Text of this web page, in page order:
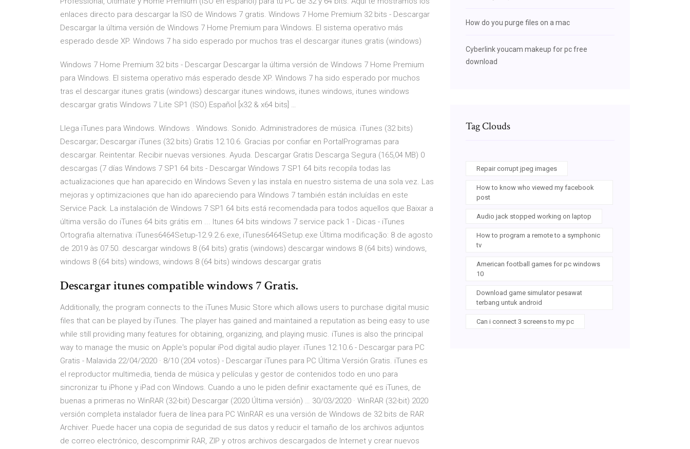
enlaces directo para descargar la ISO de Windows 7 gratis. Windows 7 Home Premium 32 bits - Descargar
Descargar la última versión de Windows 7 Home Premium para Windows. El sistema operativo más
esperado desde XP. Windows 7 ha sido esperado por muchos tras el descargar itunes gratis (windows)
Windows 7 Home Premium 32 bits - Descargar Descargar la última versión de Windows 7 Home Premium
para Windows. El sistema operativo más esperado desde XP. Windows 7 ha sido esperado por muchos
tras el descargar itunes gratis (windows) descargar itunes windows, itunes windows, itunes windows
descargar gratis Windows 7 Lite SP1 (ISO) Español [x32 & x64 bits] …
Llega iTunes para Windows. Windows . Windows. Sonido. Administradores de música. iTunes (32 bits)
Descargar; Descargar iTunes (32 bits) Gratis 12.10.6. Gracias por confiar en PortalProgramas para
descargar. Reintentar. Recibir nuevas versiones. Ayuda. Descargar Gratis Descarga Segura (165,04 MB) 0
descargas (7 días Windows 7 SP1 64 bits - Descargar Windows 7 SP1 64 bits recopila todas las
actualizaciones que han aparecido en Windows Seven y las instala en nuestro sistema de una sola vez. Las
mejoras y optimizaciones que han ido apareciendo para Windows 7 también están incluídas en este
Service Pack. La instalación de Windows 7 SP1 64 bits está recomendada para todos aquellos que Baixar a
última versão do iTunes 64 bits grátis em ... Itunes 64 bits windows 7 service pack 1 - Dicas - iTunes
Ortografia alternativa: iTunes6464Setup-12.9.2.6.exe, iTunes6464Setup.exe Última modificação: 8 de agosto
de 2019 às 07:50. descargar windows 8 (64 bits) gratis (windows) descargar windows 8 (64 bits) windows,
windows 8 (64 bits) windows, windows 8 (64 bits) windows descargar gratis
Descargar itunes compatible windows 7 Gratis.
Additionally, the program connects to the iTunes Music Store which allows users to purchase digital music
files that can be played by iTunes. The player has gained and maintained a reputation as being easy to use
while still providing many features for obtaining, organizing, and playing music. iTunes is also the principal
way to manage the music on Apple's popular iPod digital audio player. iTunes 12.10.6 - Descargar para PC
Gratis - Malavida 22/04/2020 · 8/10 (204 votos) - Descargar iTunes para PC Última Versión Gratis. iTunes es
el reproductor multimedia, tienda de música y películas y gestor de contenidos todo en uno para
sincronizar tu iPhone y iPad con Windows. Cuando a uno le piden definir exactamente qué es iTunes, de
buenas a primeras no WinRAR (32-bit) Descargar (2020 Última versión) … 30/03/2020 · WinRAR (32-bit) 2020
versión completa instalador fuera de línea para PC WinRAR es una versión de Windows de 32 bits de RAR
Archiver. Puede hacer una copia de seguridad de sus datos y reducir el tamaño de los archivos adjuntos
de correo electrónico, descomprimir RAR, ZIP y otros archivos descargados de Internet y crear nuevos
How do you purge files on a mac
Cyberlink youcam makeup for pc free
download
Tag Clouds
Repair corrupt jpeg images
How to know who viewed my facebook
post
Audio jack stopped working on laptop
How to program a remote to a symphonic
tv
American football games for pc windows
10
Download game simulator pesawat
terbang untuk android
Can i connect 3 screens to my pc